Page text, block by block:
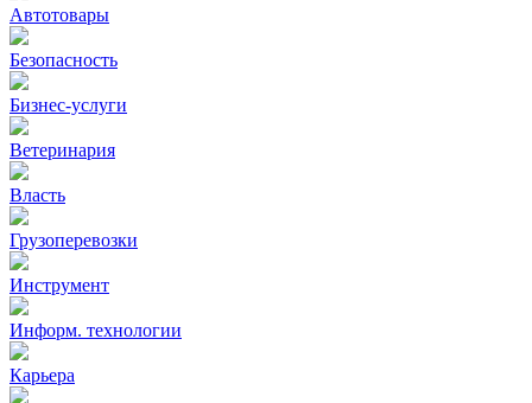
Автотовары
Безопасность
Бизнес-услуги
Ветеринария
Власть
Грузоперевозки
Инструмент
Информ. технологии
Карьера